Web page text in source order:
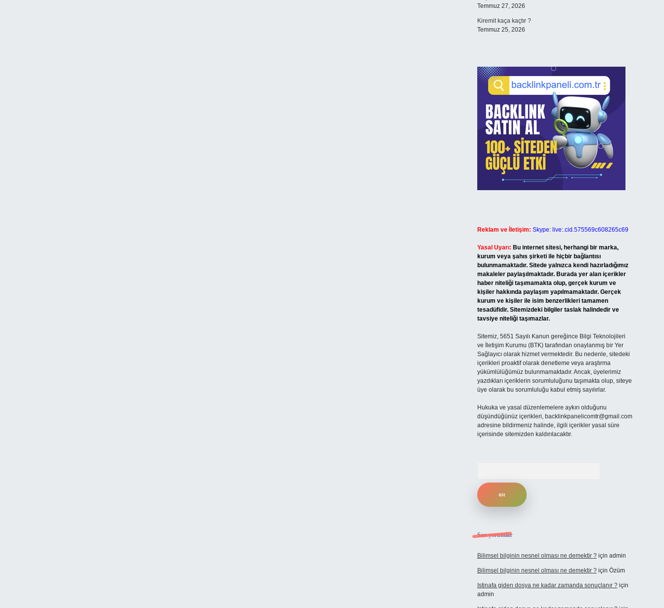
Temmuz 27, 2026
Kiremit kaça kaçtır ?
Temmuz 25, 2026
Reklam ve İletişim: Skype: live:.cid.575569c608265c69
Yasal Uyarı: Bu internet sitesi, herhangi bir marka,
kurum veya şahıs şirketi ile hiçbir bağlantısı
bulunmamaktadır. Sitede yalnızca kendi hazırladığımız
makaleler paylaşılmaktadır. Burada yer alan içerikler
haber niteliği taşımamakta olup, gerçek kurum ve
kişiler hakkında paylaşım yapılmamaktadır. Gerçek
kurum ve kişiler ile isim benzerlikleri tamamen
tesadüfidir. Sitemizdeki bilgiler taslak halindedir ve
tavsiye niteliği taşımazlar.
Sitemiz, 5651 Sayılı Kanun gereğince Bilgi Teknolojileri
ve İletişim Kurumu (BTK) tarafından onaylanmış bir Yer
Sağlayıcı olarak hizmet vermektedir. Bu nedenle, sitedeki
içerikleri proaktif olarak denetleme veya araştırma
yükümlülüğümüz bulunmamaktadır. Ancak, üyelerimiz
yazdıkları içeriklerin sorumluluğunu taşımakta olup, siteye
üye olarak bu sorumluluğu kabul etmiş sayılırlar.
Hukuka ve yasal düzenlemelere aykırı olduğunu
düşündüğünüz içerikleri, backlinkpanelicomtr@gmail.com
adresine bildirmeniz halinde, ilgili içerikler yasal süre
içerisinde sitemizden kaldırılacaktır.
Son yorumlar
Bilimsel bilginin nesnel olması ne demektir ?için admin
Bilimsel bilginin nesnel olması ne demektir ?için Özüm
Istinafa giden dosya ne kadar zamanda sonuçlanır ?için
admin